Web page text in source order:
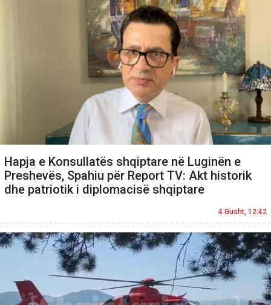
Hapja e Konsullatës shqiptare në Luginën e
Preshevës, Spahiu për Report TV: Akt historik
dhe patriotik i diplomacisë shqiptare
4 Gusht, 12:42